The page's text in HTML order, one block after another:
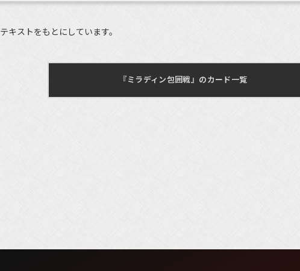
キストをもとにしています。
『ミラディン包囲戦』のカード一覧